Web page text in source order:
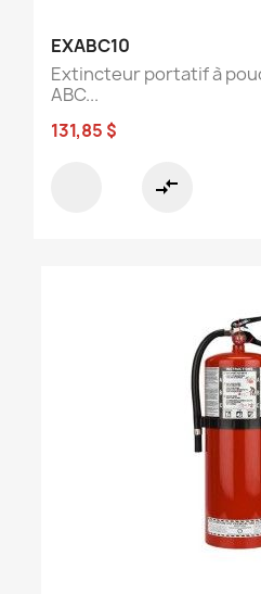
EXABC10
Extincteur portatif à
ABC...
131,85 $
compare_arrows